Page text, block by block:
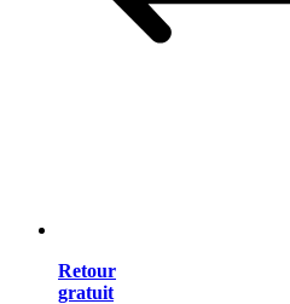
Retour
gratuit